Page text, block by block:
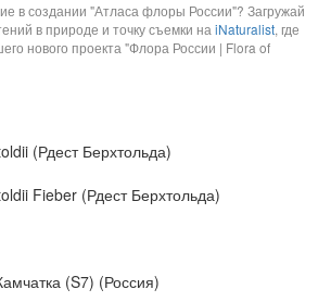
в создании "Атласа флоры России"? Загружай
в природе и точку съемки на iNaturalist, где
нового проекта "Флора России | Flora of
(Рдест Берхтольда)
Fieber (Рдест Берхтольда)
(S7) (Россия)